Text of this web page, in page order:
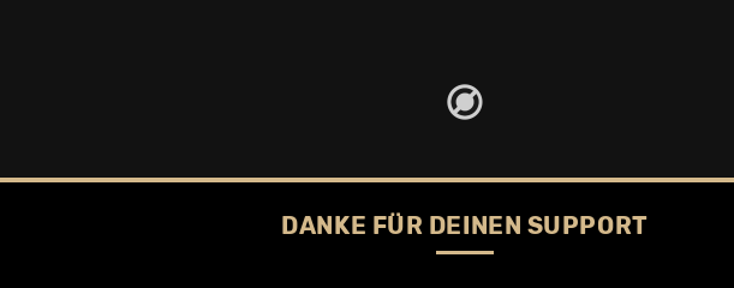
DANKE FÜR DEINEN SUPPORT